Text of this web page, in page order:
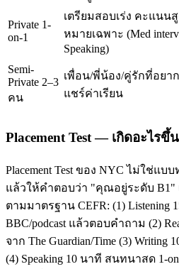
Private 1-
on-1
เตรียมสอบเร่ง คะแนน
หมายเฉพาะ (Med
Speaking)
Semi-
Private 2–3
คน
เพื่อน/พี่น้อง/คู่รักที่อยา
แชร์ค่าเรียน
Placement Test — เกิดอะไรขึ้
Placement Test ของ NYC ไม่ใช่แ
แล้วให้คำตอบว่า "คุณอยู่ระดับ B1"
ตามมาตรฐาน CEFR: (1) Listening
BBC/podcast แล้วตอบคำถาม (2)
จาก The Guardian/Time (3) Writing
(4) Speaking 10 นาที สนทนาสด 1-